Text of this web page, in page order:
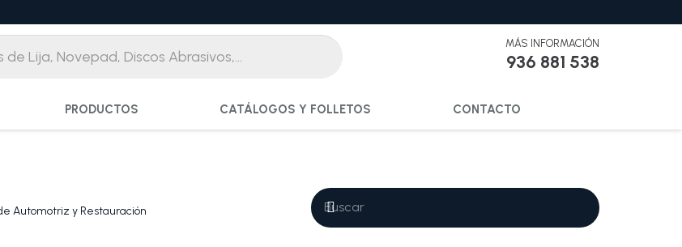
MÁS INFORMACIÓN
936 881 538
PRODUCTOS CATÁLOGOS Y FOLLETOS CONTACTO
Automotriz y Restauración